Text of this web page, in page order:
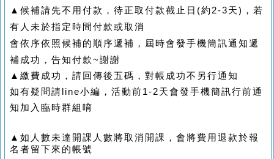
▲候補請先不用付款，待正取付款截止日(約2-3天)，若
有人未於指定時間付款或取消
會依序依照候補的順序遞補，屆時會發手機簡訊通知遞
補成功，告知付款~謝謝
▲ 繳費成功，請回傳後五碼，對帳成功不另行通知
如有疑問請line小編，活動前1-2天會發手機簡訊行前通
知加入臨時群組唷
▲如人數未達開課人數將取消開課，會將費用退款於報
名者留下來的帳號